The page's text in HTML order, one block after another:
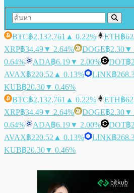
BTC฿2,132,761 ▲ 0.22% ETH฿
XRP฿34.49▼ 2.64% DOGE฿2.30▼
0.64%
ADA฿6.19▼ 2.00% DOT฿
AVAX฿220.52 ▲ 0.13% LINK฿
KUB฿20.30▼ 0.46%
BTC฿2,132,761 ▲ 0.22% ETH฿
XRP฿34.49▼ 2.64% DOGE฿2.30▼
0.64%
ADA฿6.19▼ 2.00% DOT฿
AVAX฿220.52 ▲ 0.13% LINK฿
KUB฿20.30▼ 0.46%